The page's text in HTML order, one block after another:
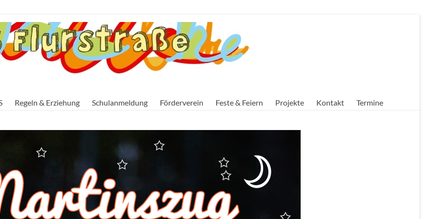
Regeln & Erziehung Schulanmeldung Förderverein Feste & Feiern Projekte Kontakt Termine